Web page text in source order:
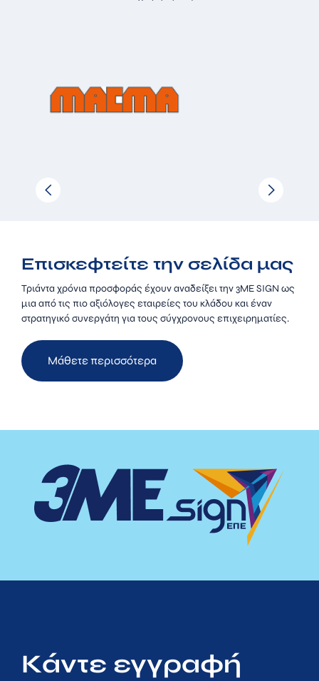
Επισκεφτείτε την σελίδα μας
Τριάντα χρόνια προσφοράς έχουν αναδείξει την 3ΜΕ SIGN ως
μια από τις πιο αξιόλογες εταιρείες του κλάδου και έναν
στρατηγικό συνεργάτη για τους σύγχρονους επιχειρηματίες.
Μάθετε περισσότερα
Κάντε εγγραφή